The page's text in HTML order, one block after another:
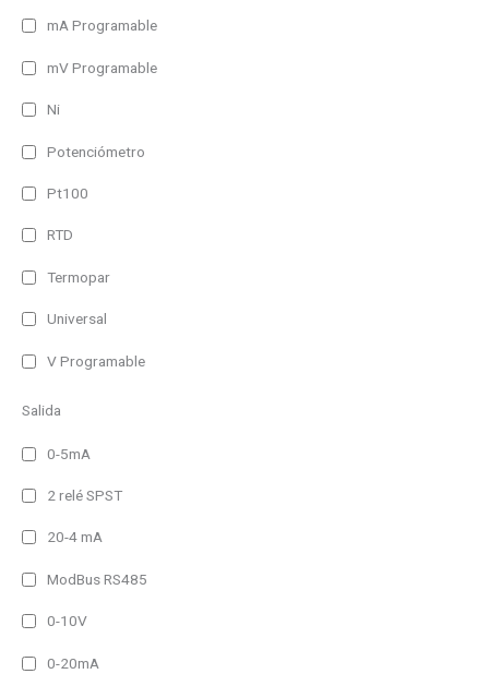
mA Programable
mV Programable
Ni
Potenciómetro
Pt100
RTD
Termopar
Universal
V Programable
Salida
0-5mA
2 relé SPST
20-4 mA
ModBus RS485
0-10V
0-20mA